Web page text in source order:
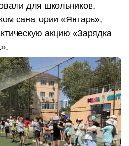
для школьников,
санатории «Янтарь»,
акцию «Зарядка